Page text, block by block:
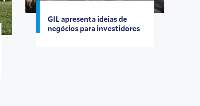
GIL apresenta ideias de
negócios para investidores